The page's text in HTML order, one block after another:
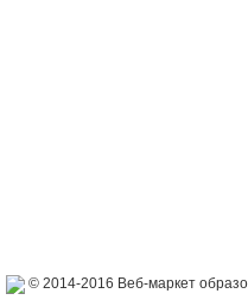
© 2014-2016 Веб-маркет